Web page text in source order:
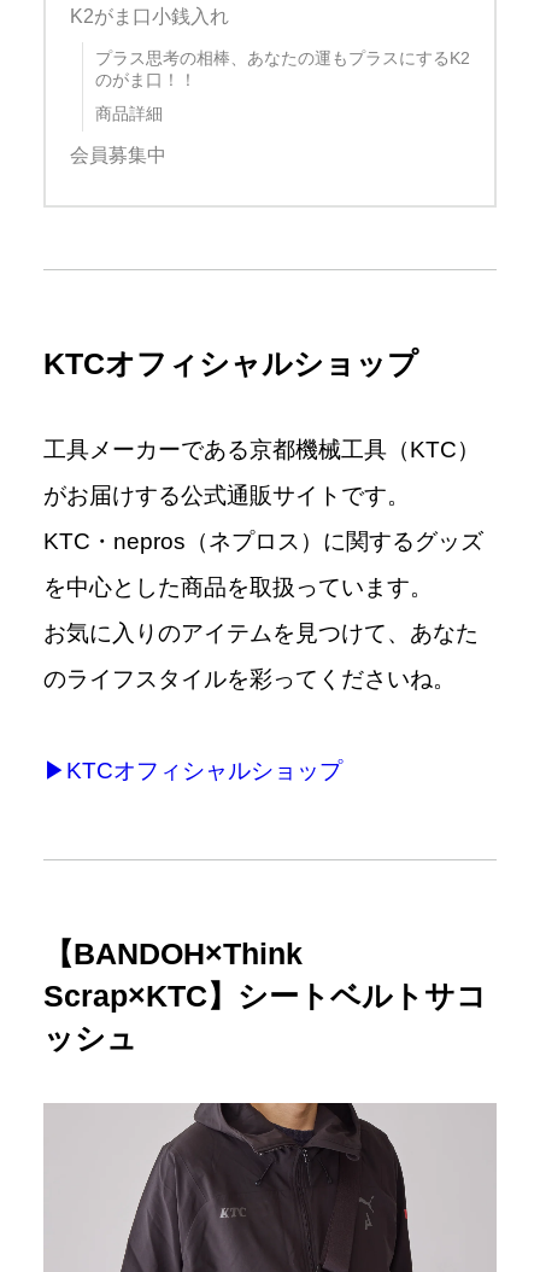
K2がま口小銭入れ
プラス思考の相棒、あなたの運もプラスにするK2
のがま口！！
商品詳細
会員募集中
KTCオフィシャルショップ
工具メーカーである京都機械工具（KTC）
がお届けする公式通販サイトです。
KTC・nepros（ネプロス）に関するグッズ
を中心とした商品を取扱っています。
お気に入りのアイテムを見つけて、あなた
のライフスタイルを彩ってくださいね。
▶KTCオフィシャルショップ
【BANDOH×Think
Scrap×KTC】シートベルトサコ
ッシュ